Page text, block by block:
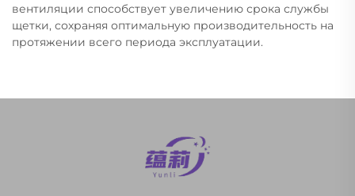
вентиляции способствует увеличению срока службы
щетки, сохраняя оптимальную производительность на
протяжении всего периода эксплуатации.